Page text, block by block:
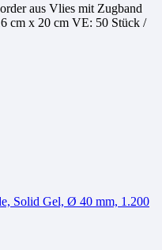
aus Vlies mit Zugband
cm x 20 cm VE: 50 Stück /